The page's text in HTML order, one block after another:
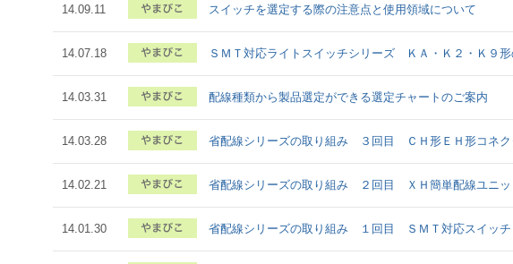
14.09.11 スイッチを選定する際の注意点と使用領域について
14.07.18 ＳＭＴ対応ライトスイッチシリーズ ＫＡ・Ｋ２・Ｋ９
14.03.31 配線種類から製品選定ができる選定チャートのご案内
14.03.28 省配線シリーズの取り組み ３回目 ＣＨ形ＥＨ形コネク
14.02.21 省配線シリーズの取り組み ２回目 ＸＨ簡単配線ユニッ
14.01.30 省配線シリーズの取り組み １回目 ＳＭＴ対応スイッチ